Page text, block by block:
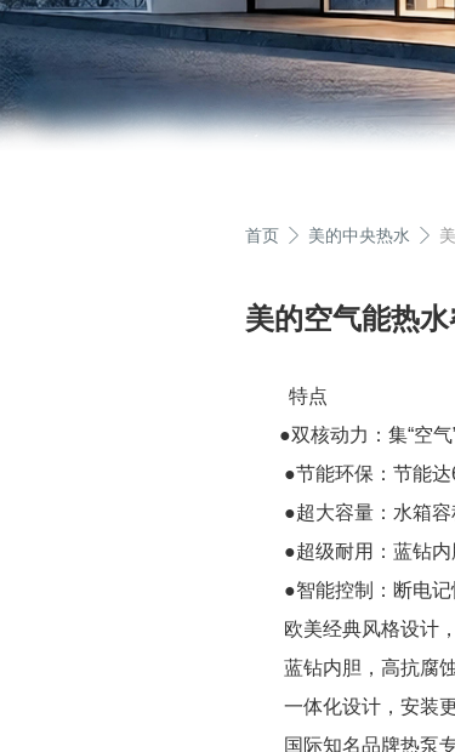
首页 美的中央热水
美的空气能热
特点
●双核动力：集“空气”
●节能环保：节能达
●超大容量：水箱容积
●超级耐用：蓝钻内
●智能控制：断电记忆
欧美经典风格设计，
蓝钻内胆，高抗腐蚀
一体化设计，安装更
国际知名品牌热泵专